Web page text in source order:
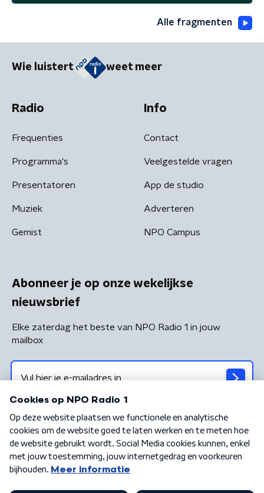
Alle fragmenten
Wie luistert weet meer
Radio
Frequenties
Programma's
Presentatoren
Muziek
Gemist
Info
Contact
Veelgestelde vragen
App de studio
Adverteren
NPO Campus
Abonneer je op onze wekelijkse
nieuwsbrief
Elke zaterdag het beste van NPO Radio 1 in jouw
mailbox
Algemene voorwaarden